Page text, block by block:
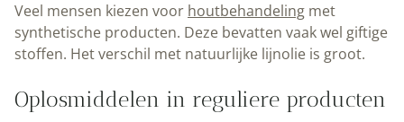
Veel mensen kiezen voor houtbehandeling met
synthetische producten. Deze bevatten vaak wel giftige
stoffen. Het verschil met natuurlijke lijnolie is groot.
Oplosmiddelen in reguliere producten